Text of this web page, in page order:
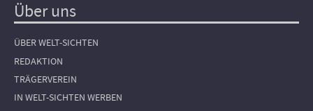
Über uns
ÜBER WELT-SICHTEN
REDAKTION
TRÄGERVEREIN
IN WELT-SICHTEN WERBEN